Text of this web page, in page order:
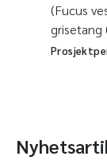
(Fucus
grisetang